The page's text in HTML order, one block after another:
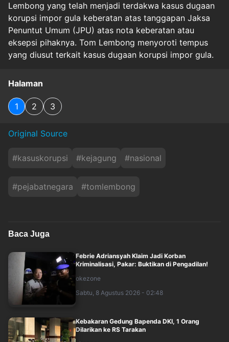
Lembong yang telah menjadi terdakwa kasus dugaan
korupsi impor gula keberatan atas tanggapan Jaksa
Penuntut Umum (JPU) atas nota keberatan atau
eksepsi pihaknya. Tom Lembong menyoroti tempus
yang diusut terkait kasus dugaan korupsi impor gula.
Halaman
1 2 3
Original Source
#kasuskorupsi #kejagung #nasional
#pejabatnegara #tomlembong
Baca Juga
Febrie Adriansyah Klaim Jadi Korban
Kriminalisasi, Pakar: Buktikan di Pengadilan!
okezone
Sabtu, 8 Agustus 2026 - 02:48
Kebakaran Gedung Bapenda DKI, 1 Orang
Dilarikan ke RS Tarakan